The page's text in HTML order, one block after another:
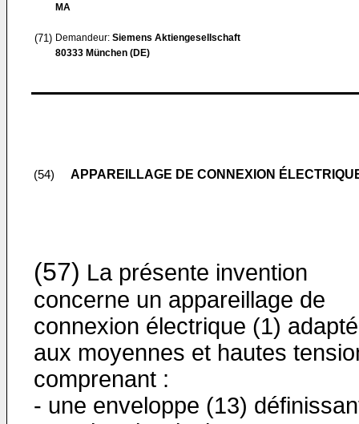
MA
(71) Demandeur: Siemens Aktiengesellschaft
80333 München (DE)
(54) APPAREILLAGE DE CONNEXION
(57) La présente invention
concerne un appareillage de
connexion électrique (1) adapté
aux moyennes et hautes
comprenant :
- une enveloppe (13)